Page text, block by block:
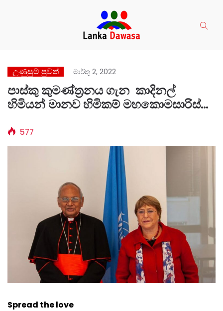
උණුසුම් පුවත් මාර්තු 2, 2022
පාස්කු කුමණ්ත්‍රනය ගැන කාදිනල්
හිමියන් මානව හිමිකම් මහකොමසාරිස්
577
Spread the love